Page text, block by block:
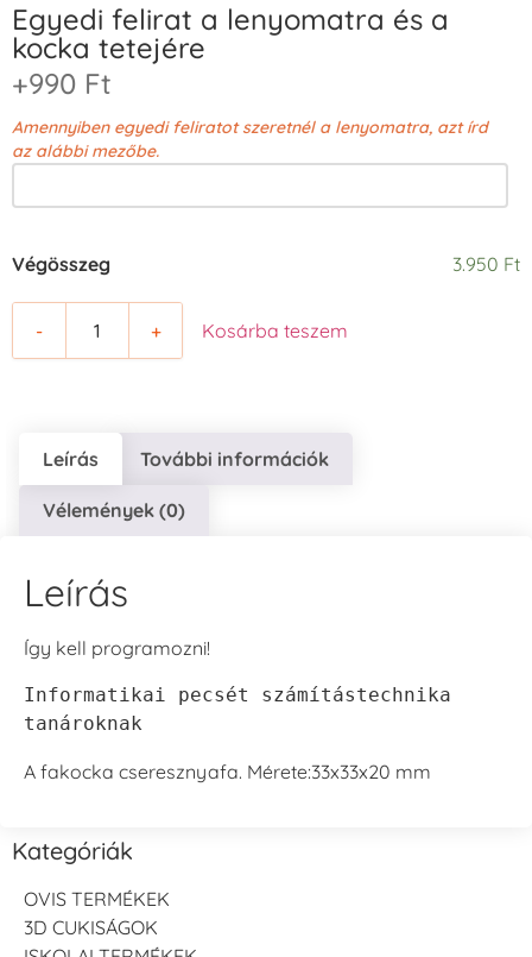
Egyedi felirat a lenyomatra és a
kocka tetejére
+990 Ft
Amennyiben egyedi feliratot szeretnél a lenyomatra, azt írd
az alábbi mezőbe.
Végösszeg 3.950 Ft
- + Kosárba teszem
Leírás További információk
Vélemények (0)
Leírás
Így kell programozni!
Informatikai pecsét számítástechnika
tanároknak
A fakocka cseresznyafa. Mérete:33x33x20 mm
Kategóriák
OVIS TERMÉKEK
3D CUKISÁGOK